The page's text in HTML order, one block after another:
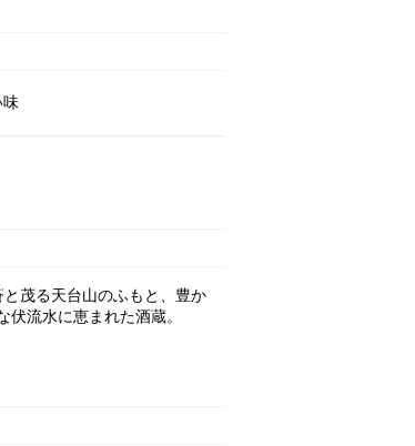
味
茂る天台山のふもと、豊か
流水に恵まれた酒蔵。